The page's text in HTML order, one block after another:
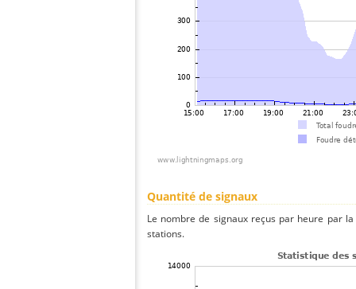
Quantité de signaux
Le nombre de signaux reçus par heure par
stations.